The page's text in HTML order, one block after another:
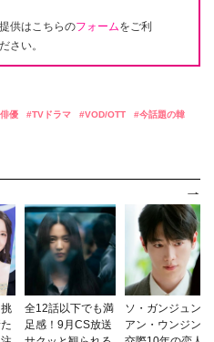
供はこちらのフォームをご利
さい。
優 TVドラマ VOD/OTT
今話題の韓
全12話以下でも満
足感！9月CS放送
ソ・ガンジュン、
アン・ウンジンと